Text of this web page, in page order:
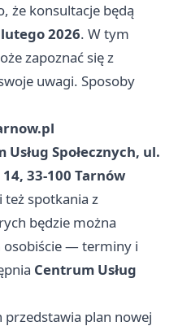
że konsultacje będą
2026. W tym
zapoznać się z
uwagi. Sposoby
Usług Społecznych, ul.
33‑100 Tarnów
też spotkania z
będzie można
osobiście — terminy i
Centrum Usług
przedstawia plan nowej